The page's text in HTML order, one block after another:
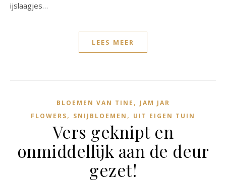
ijslaagjes…
LEES MEER
BLOEMEN VAN TINE , JAM JAR
FLOWERS, SNIJBLOEMEN , UIT EIGEN TUIN
Vers geknipt en
onmiddellijk aan de deur
gezet!